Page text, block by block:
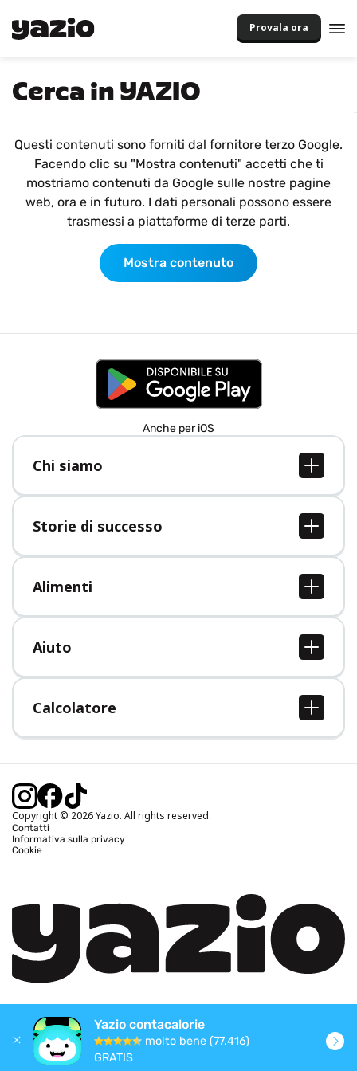
Provala ora
Cerca in YAZIO
Questi contenuti sono forniti dal fornitore terzo Google.
Facendo clic su "Mostra contenuti" accetti che ti
mostriamo contenuti da Google sulle nostre pagine
web, ora e in futuro. I dati personali possono essere
trasmessi a piattaforme di terze parti.
Mostra contenuto
Anche per iOS
Chi siamo
Chi siamo
Lavori
Stampa
Storie di successo
Tutte le storie di successo
Alimenti
Tutti i cibi
Aiuto
Centro assistenza
Calcolatore
Calcolo BMI (IMC)
Calcolo peso ideale
Calcolo calorie bruciate
Copyright © 2026 Yazio. All rights reserved.
Contatti
Informativa sulla privacy
Cookie
Yazio contacalorie
molto bene (77.416)
GRATIS